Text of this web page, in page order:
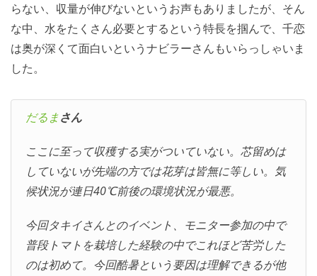
らない、収量が伸びないというお声もありましたが、そん
な中、水をたくさん必要とするという特長を掴んで、千恋
は奥が深くて面白いというナビラーさんもいらっしゃいま
した。
だるまさん
ここに至って収穫する実がついていない。芯留めは
していないが先端の方では花芽は皆無に等しい。気
候状況が連日40℃前後の環境状況が最悪。
今回タキイさんとのイベント、モニター参加の中で
普段トマトを栽培した経験の中でこれほど苦労した
のは初めて。今回酷暑という要因は理解できるが他